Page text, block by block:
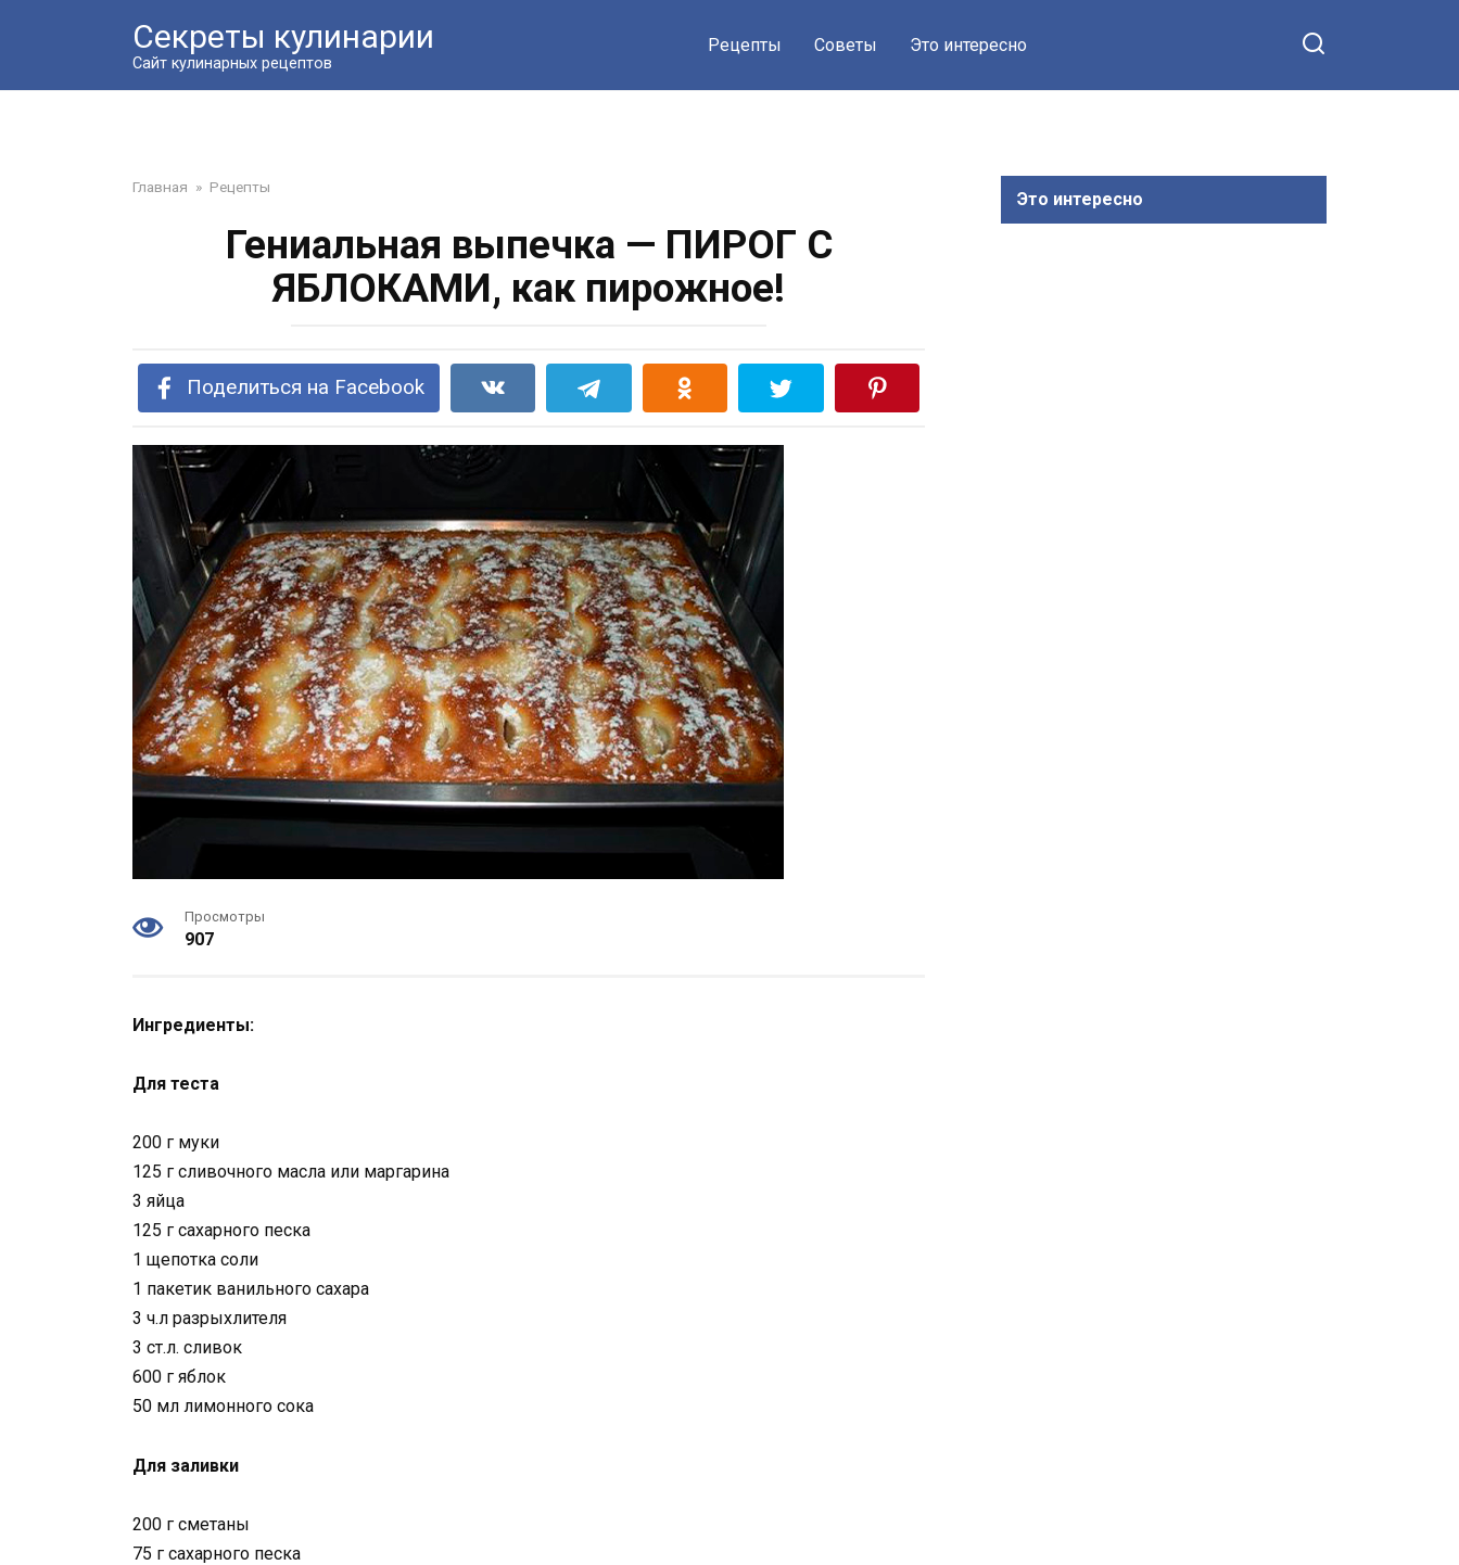
Секреты кулинарии
Сайт кулинарных рецептов
Рецепты Советы Это интересно
Главная » Рецепты
Гениальная выпечка — ПИРОГ С
ЯБЛОКАМИ, как пирожное!
Поделиться на Facebook
Просмотры
907
Ингредиенты:
Для теста
200 г муки
125 г сливочного масла или маргарина
3 яйца
125 г сахарного песка
1 щепотка соли
1 пакетик ванильного сахара
3 ч.л разрыхлителя
3 ст.л. сливок
600 г яблок
50 мл лимонного сока
Для заливки
200 г сметаны
75 г сахарного песка
Это интересно